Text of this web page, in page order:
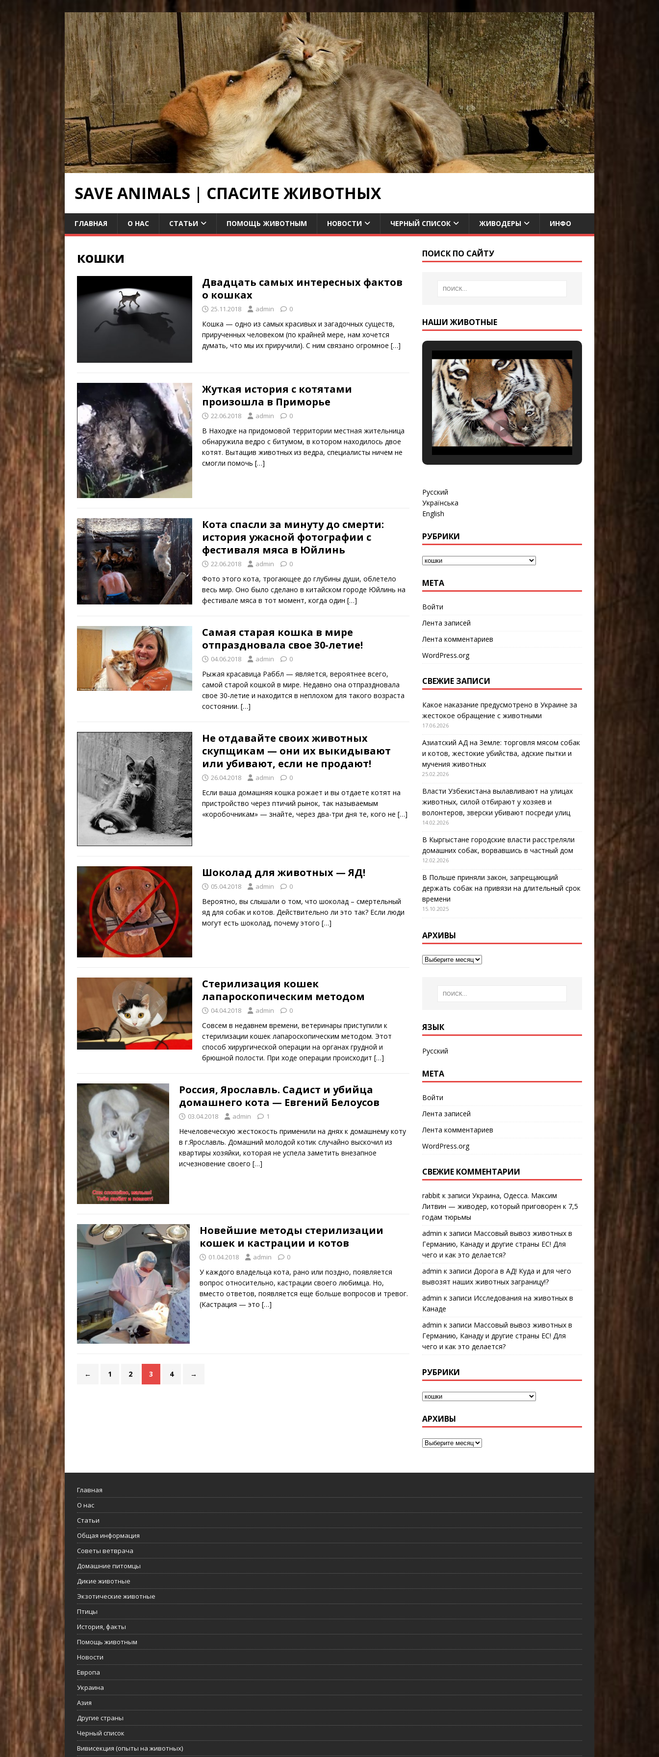
SAVE ANIMALS | СПАСИТЕ ЖИВОТНЫХ
ГЛАВНАЯ О НАС СТАТЬИ ПОМОЩЬ ЖИВОТНЫМ НОВОСТИ ЧЕРНЫЙ СПИСОК ЖИВОДЕРЫ ИНФО
кошки
Двадцать самых интересных фактов
о кошках
25.11.2018 admin 0
Кошка — одно из самых красивых и загадочных существ,
прирученных человеком (по крайней мере, нам хочется
думать, что мы их приручили). С ним связано огромное […]
Жуткая история с котятами
произошла в Приморье
22.06.2018 admin 0
В Находке на придомовой территории местная жительница
обнаружила ведро с битумом, в котором находилось двое
котят. Вытащив животных из ведра, специалисты ничем не
смогли помочь […]
Кота спасли за минуту до смерти:
история ужасной фотографии с
фестиваля мяса в Юйлинь
22.06.2018 admin 0
Фото этого кота, трогающее до глубины души, облетело
весь мир. Оно было сделано в китайском городе Юйлинь на
фестивале мяса в тот момент, когда один […]
Самая старая кошка в мире
отпраздновала свое 30-летие!
04.06.2018 admin 0
Рыжая красавица Раббл — является, вероятнее всего,
самой старой кошкой в мире. Недавно она отпраздновала
свое 30-летие и находится в неплохом для такого возраста
состоянии. […]
Не отдавайте своих животных
скупщикам — они их выкидывают
или убивают, если не продают!
26.04.2018 admin 0
Если ваша домашняя кошка рожает и вы отдаете котят на
пристройство через птичий рынок, так называемым
«коробочникам» — знайте, через два-три дня те, кого не […]
Шоколад для животных — ЯД!
05.04.2018 admin 0
Вероятно, вы слышали о том, что шоколад – смертельный
яд для собак и котов. Действительно ли это так? Если люди
могут есть шоколад, почему этого […]
Стерилизация кошек
лапароскопическим методом
04.04.2018 admin 0
Совсем в недавнем времени, ветеринары приступили к
стерилизации кошек лапароскопическим методом. Этот
способ хирургической операции на органах грудной и
брюшной полости. При ходе операции происходит […]
Россия, Ярославль. Садист и убийца
домашнего кота — Евгений Белоусов
03.04.2018 admin 1
Нечеловеческую жестокость применили на днях к домашнему коту
в г.Ярославль. Домашний молодой котик случайно выскочил из
квартиры хозяйки, которая не успела заметить внезапное
исчезновение своего […]
Новейшие методы стерилизации
кошек и кастрации и котов
01.04.2018 admin 0
У каждого владельца кота, рано или поздно, появляется
вопрос относительно, кастрации своего любимца. Но,
вместо ответов, появляется еще больше вопросов и тревог.
(Кастрация — это […]
← 1 2 3 4 →
ПОИСК ПО САЙТУ
НАШИ ЖИВОТНЫЕ
Русский
Українська
English
РУБРИКИ
МЕТА
Войти
Лента записей
Лента комментариев
WordPress.org
СВЕЖИЕ ЗАПИСИ
Какое наказание предусмотрено в Украине за
жестокое обращение с животными
17.06.2026
Азиатский АД на Земле: торговля мясом собак
и котов, жестокие убийства, адские пытки и
мучения животных
25.02.2026
Власти Узбекистана вылавливают на улицах
животных, силой отбирают у хозяев и
волонтеров, зверски убивают посреди улиц
14.02.2026
В Кыргыстане городские власти расстреляли
домашних собак, ворвавшись в частный дом
12.02.2026
В Польше приняли закон, запрещающий
держать собак на привязи на длительный срок
времени
15.10.2025
АРХИВЫ
ЯЗЫК
Русский
МЕТА
Войти
Лента записей
Лента комментариев
WordPress.org
СВЕЖИЕ КОММЕНТАРИИ
rabbitк записи Украина, Одесса. Максим
Литвин — живодер, который приговорен к 7,5
годам тюрьмы
admin к записи Массовый вывоз животных в
Германию, Канаду и другие страны ЕС! Для
чего и как это делается?
admin к записи Дорога в АД! Куда и для чего
вывозят наших животных заграницу!?
admin к записи Исследования на животных в
Канаде
admin к записи Массовый вывоз животных в
Германию, Канаду и другие страны ЕС! Для
чего и как это делается?
РУБРИКИ
АРХИВЫ
Главная
О нас
Статьи
Общая информация
Советы ветврача
Домашние питомцы
Дикие животные
Экзотические животные
Птицы
История, факты
Помощь животным
Новости
Европа
Украина
Азия
Другие страны
Черный список
Вивисекция (опыты на животных)